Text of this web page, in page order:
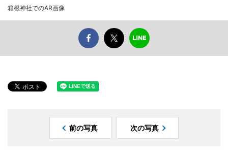
箱根神社でのAR画像
前の写真 次の写真